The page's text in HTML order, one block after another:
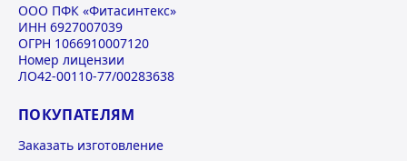
ООО ПФК «Фитасинтекс»
ИНН 6927007039
ОГРН 1066910007120
Номер лицензии
ЛО42-00110-77/00283638
ПОКУПАТЕЛЯМ
Заказать изготовление